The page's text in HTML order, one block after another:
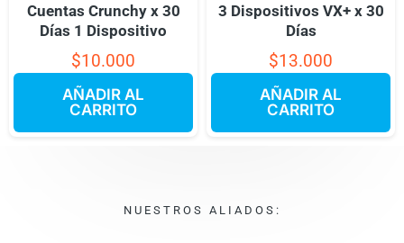
Cuentas Crunchy x 30
Días 1 Dispositivo
$10.000
AÑADIR AL
CARRITO
3 Dispositivos VX+ x 30
Días
$13.000
AÑADIR AL
CARRITO
NUESTROS ALIADOS: